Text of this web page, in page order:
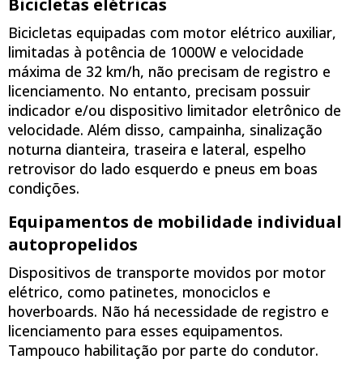
Bicicletas elétricas
Bicicletas equipadas com motor elétrico auxiliar,
limitadas à potência de 1000W e velocidade
máxima de 32 km/h, não precisam de registro e
licenciamento. No entanto, precisam possuir
indicador e/ou dispositivo limitador eletrônico de
velocidade. Além disso, campainha, sinalização
noturna dianteira, traseira e lateral, espelho
retrovisor do lado esquerdo e pneus em boas
condições.
Equipamentos de mobilidade individual
autopropelidos
Dispositivos de transporte movidos por motor
elétrico, como patinetes, monociclos e
hoverboards. Não há necessidade de registro e
licenciamento para esses equipamentos.
Tampouco habilitação por parte do condutor.